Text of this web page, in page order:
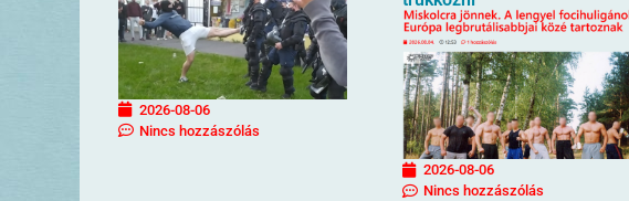
2026-08-06
Nincs hozzászólás
2026-08-06
Nincs hozzászólás